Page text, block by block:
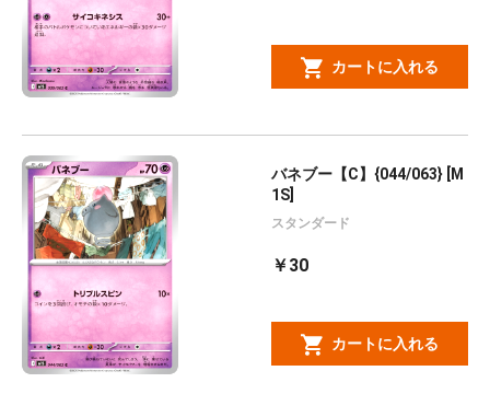
カートに入れる
バネブー【C】{044/063} [M
1S]
スタンダード
￥30
カートに入れる